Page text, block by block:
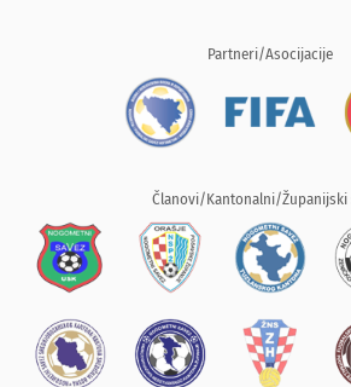
Partneri/Asocijacije
Članovi/Kantonalni/Županijski